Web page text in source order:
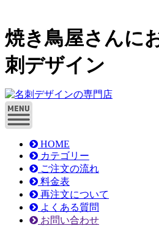
焼き鳥屋さんに
刺デザイン
HOME
カテゴリー
ご注文の流れ
料金表
再注文について
よくある質問
お問い合わせ